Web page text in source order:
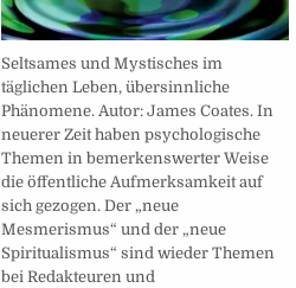
Seltsames und Mystisches im
täglichen Leben, übersinnliche
Phänomene. Autor: James Coates. In
neuerer Zeit haben psychologische
Themen in bemerkenswerter Weise
die öffentliche Aufmerksamkeit auf
sich gezogen. Der „neue
Mesmerismus“ und der „neue
Spiritualismus“ sind wieder Themen
bei Redakteuren und